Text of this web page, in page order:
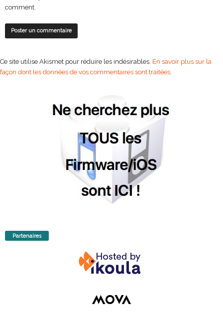
comment.
Ce site utilise Akismet pour réduire les indésirables. En savoir plus sur la
façon dont les données de vos commentaires sont traitées
Partenaires